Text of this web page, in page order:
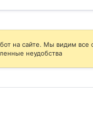
на сайте. Мы видим все
неудобства